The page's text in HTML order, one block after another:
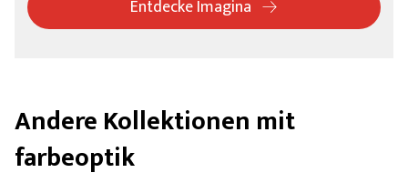
Entdecke Imagina
Andere Kollektionen mit
farbeoptik